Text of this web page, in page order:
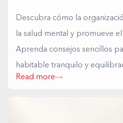
Descubra cómo la
la salud mental y promueve
Aprenda consejos sencillos
habitable tranquilo y
Read more